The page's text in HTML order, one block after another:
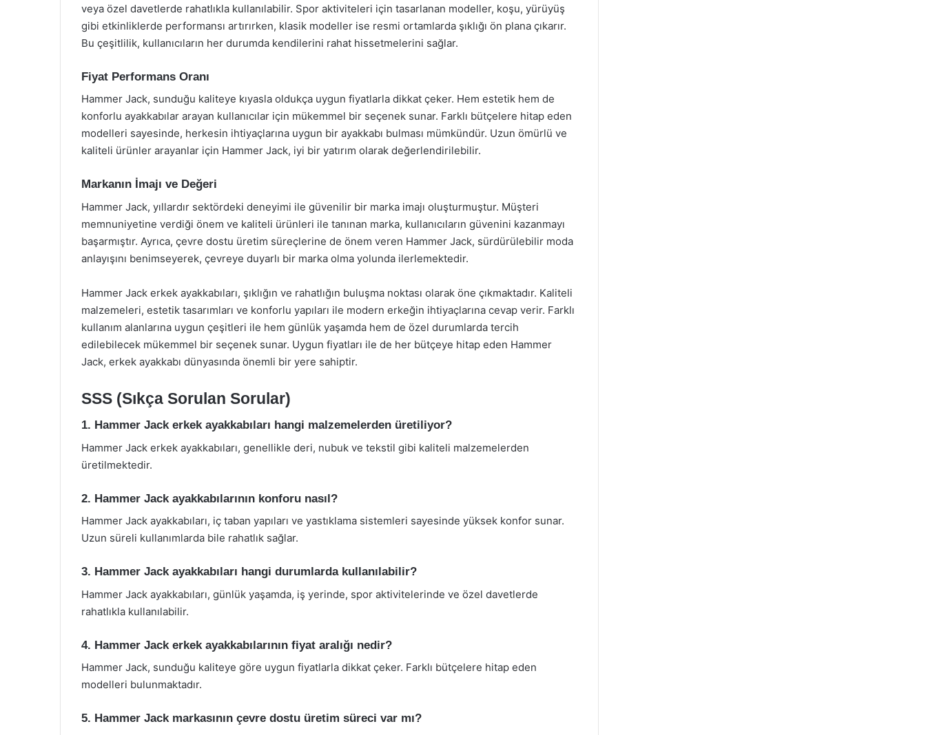
veya özel davetlerde rahatlıkla kullanılabilir. Spor aktiviteleri için tasarlanan modeller, koşu, yürüyüş
gibi etkinliklerde performansı artırırken, klasik modeller ise resmi ortamlarda şıklığı ön plana çıkarır.
Bu çeşitlilik, kullanıcıların her durumda kendilerini rahat hissetmelerini sağlar.
Fiyat Performans Oranı
Hammer Jack, sunduğu kaliteye kıyasla oldukça uygun fiyatlarla dikkat çeker. Hem estetik hem de
konforlu ayakkabılar arayan kullanıcılar için mükemmel bir seçenek sunar. Farklı bütçelere hitap eden
modelleri sayesinde, herkesin ihtiyaçlarına uygun bir ayakkabı bulması mümkündür. Uzun ömürlü ve
kaliteli ürünler arayanlar için Hammer Jack, iyi bir yatırım olarak değerlendirilebilir.
Markanın İmajı ve Değeri
Hammer Jack, yıllardır sektördeki deneyimi ile güvenilir bir marka imajı oluşturmuştur. Müşteri
memnuniyetine verdiği önem ve kaliteli ürünleri ile tanınan marka, kullanıcıların güvenini kazanmayı
başarmıştır. Ayrıca, çevre dostu üretim süreçlerine de önem veren Hammer Jack, sürdürülebilir moda
anlayışını benimseyerek, çevreye duyarlı bir marka olma yolunda ilerlemektedir.
Hammer Jack erkek ayakkabıları, şıklığın ve rahatlığın buluşma noktası olarak öne çıkmaktadır. Kaliteli
malzemeleri, estetik tasarımları ve konforlu yapıları ile modern erkeğin ihtiyaçlarına cevap verir. Farklı
kullanım alanlarına uygun çeşitleri ile hem günlük yaşamda hem de özel durumlarda tercih
edilebilecek mükemmel bir seçenek sunar. Uygun fiyatları ile de her bütçeye hitap eden Hammer
Jack, erkek ayakkabı dünyasında önemli bir yere sahiptir.
SSS (Sıkça Sorulan Sorular)
1. Hammer Jack erkek ayakkabıları hangi malzemelerden üretiliyor?
Hammer Jack erkek ayakkabıları, genellikle deri, nubuk ve tekstil gibi kaliteli malzemelerden
üretilmektedir.
2. Hammer Jack ayakkabılarının konforu nasıl?
Hammer Jack ayakkabıları, iç taban yapıları ve yastıklama sistemleri sayesinde yüksek konfor sunar.
Uzun süreli kullanımlarda bile rahatlık sağlar.
3. Hammer Jack ayakkabıları hangi durumlarda kullanılabilir?
Hammer Jack ayakkabıları, günlük yaşamda, iş yerinde, spor aktivitelerinde ve özel davetlerde
rahatlıkla kullanılabilir.
4. Hammer Jack erkek ayakkabılarının fiyat aralığı nedir?
Hammer Jack, sunduğu kaliteye göre uygun fiyatlarla dikkat çeker. Farklı bütçelere hitap eden
modelleri bulunmaktadır.
5. Hammer Jack markasının çevre dostu üretim süreci var mı?